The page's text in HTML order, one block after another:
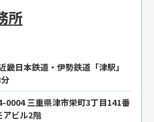
所
畿日本鉄道・伊勢鉄道「津駅」
0004 三重県津市栄町3丁目141番
アビル2階